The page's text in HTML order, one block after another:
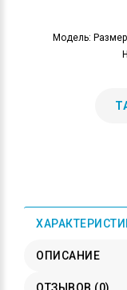
Модель:
ОПИСАНИЕ
ОТЗЫВОВ (0)